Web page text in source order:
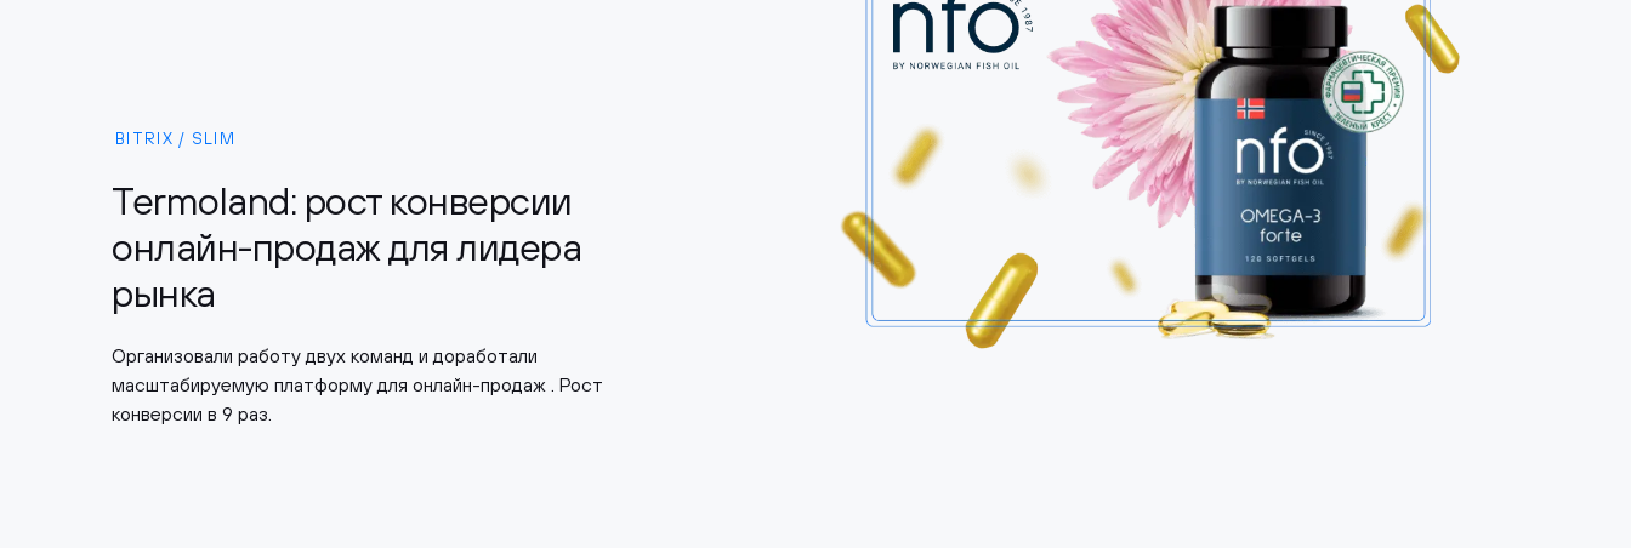
BITRIX / SLIM
Termoland: рост конверсии
онлайн-продаж для лидера
рынка
Организовали работу двух команд и доработали
масштабируемую платформу для онлайн-продаж . Рост
конверсии в 9 раз.